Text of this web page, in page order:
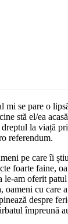
mi se pare o
stă el/ea
la viață
referendum.
pe care îi
foarte faine,
le-am oferit
oameni cu care
despre
împreună